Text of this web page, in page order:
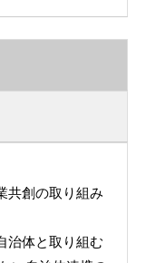
共創の取り組み
治体と取り組む